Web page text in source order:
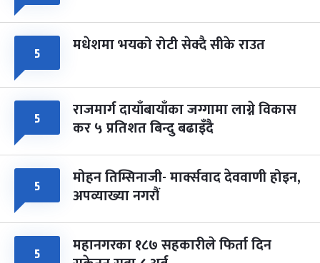
५ मधेशमा भयको रोटी सेक्दै सीके राउत
५ राजमार्ग दायाँबायाँका जग्गामा लाग्ने विकास
कर ५ प्रतिशत बिन्दु बढाइँदै
५ मोहन तिम्सिनाजी- मार्क्सवाद देववाणी होइन,
अपव्याख्या नगरौं
५ महानगरका १८७ सहकारीले फिर्ता दिन